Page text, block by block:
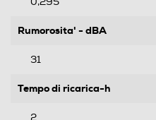
Rumorosita' - dBA
31
Tempo di ricarica-h
2